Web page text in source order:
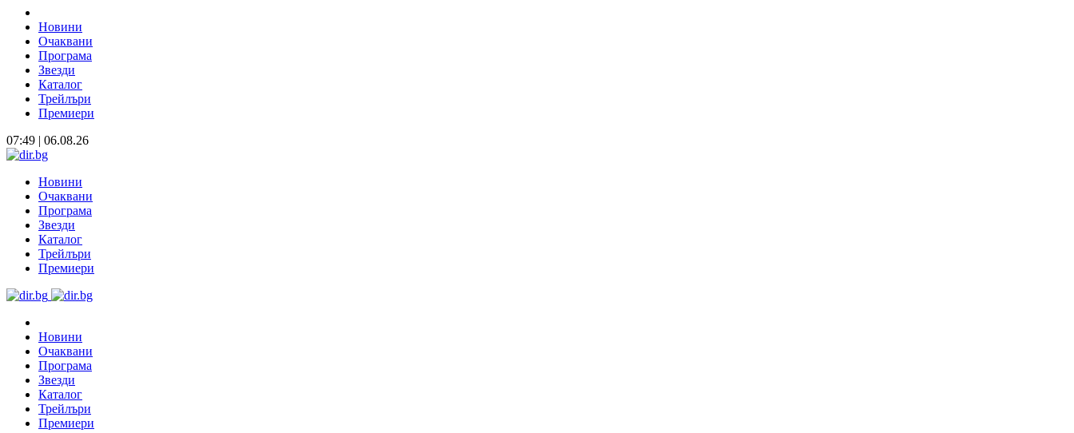
Новини
Очаквани
Програма
Звезди
Каталог
Трейлъри
Премиери
07:49 | 06.08.26
Новини
Очаквани
Програма
Звезди
Каталог
Трейлъри
Премиери
Новини
Очаквани
Програма
Звезди
Каталог
Трейлъри
Премиери